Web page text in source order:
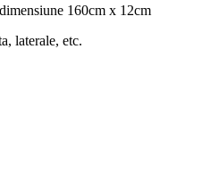
160cm x 12cm
laterale, etc.